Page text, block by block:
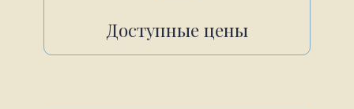
Доступные цены